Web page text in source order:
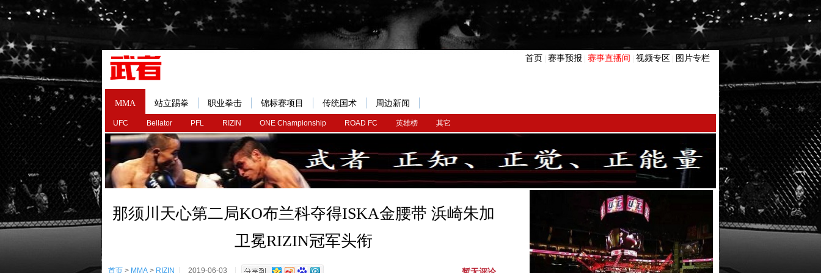
首页 赛事预报 赛事直播间 视频专区 图片专栏
MMA
UFC Bellator PFL RIZIN ONE Championship ROAD FC 英雄榜 其它
站立踢拳 职业拳击 锦标赛项目 传统国术 周边新闻
那须川天心第二局KO布兰科夺得ISKA金腰带 浜崎朱加
卫冕RIZIN冠军头衔
首页 > MMA > RIZIN 2019-06-03